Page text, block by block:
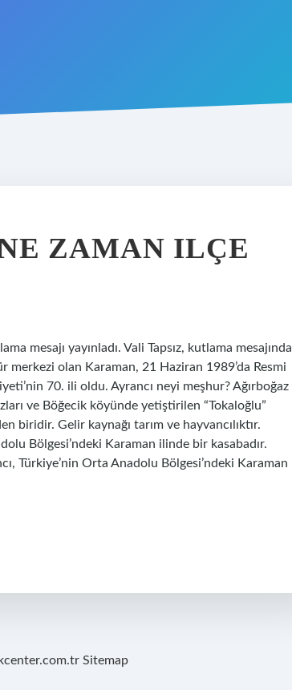
ZAMAN ILÇE
mesajı yayınladı. Vali Tapsız, kutlama mesajında
olan Karaman, 21 Haziran 1989’da Resmi
70. ili oldu. Ayrancı neyi meşhur? Ağırboğaz
ve Böğecik köyünde yetiştirilen “Tokaloğlu”
biridir. Gelir kaynağı tarım ve hayvancılıktır.
Bölgesi’ndeki Karaman ilinde bir kasabadır.
Türkiye’nin Orta Anadolu Bölgesi’ndeki Karaman
Sitemap